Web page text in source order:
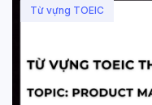
Từ vựng TOEIC